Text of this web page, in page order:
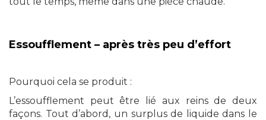
Essoufflement – après très peu d’effort
Pourquoi cela se produit :
L’essoufflement peut être lié aux reins de deux
façons. Tout d’abord, un surplus de liquide dans le